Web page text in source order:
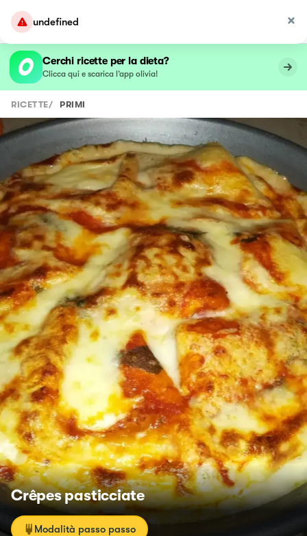
undefined
Cerchi ricette per la dieta?
Clicca qui e scarica l’app olivia!
RICETTE/ PRIMI
Crêpes pasticciate
Modalità passo passo